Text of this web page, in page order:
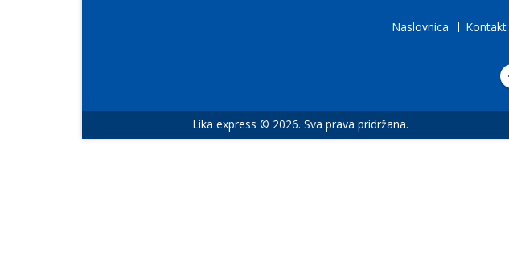
Naslovnica Kontakt
Lika express © 2026. Sva prava pridržana.